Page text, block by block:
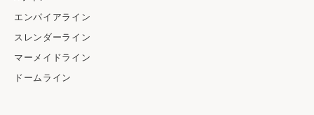
エンパイアライン
スレンダーライン
マーメイドライン
ドームライン